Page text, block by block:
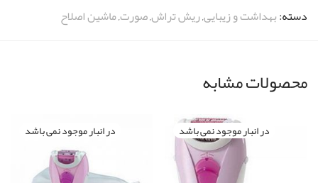
دسته:بهداشت و زیبایی,ریش تراش,صورت,ماشین اصلاح
محصولات مشابه